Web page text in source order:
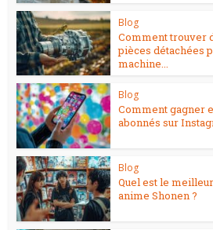
Blog
Comment trouver
pièces détachées
machine...
Blog
Comment gagner
abonnés sur
Blog
Quel est le
anime Shonen ?